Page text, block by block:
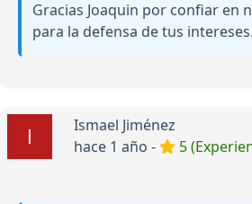
Gracias Joaquin por confiar en
para la defensa de tus intereses.
Ismael Jiménez
hace 1 año -
5